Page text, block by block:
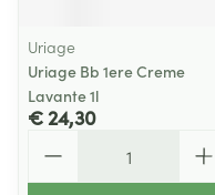
Uriage
Uriage Bb 1ere Creme
Lavante 1l
€ 24,30